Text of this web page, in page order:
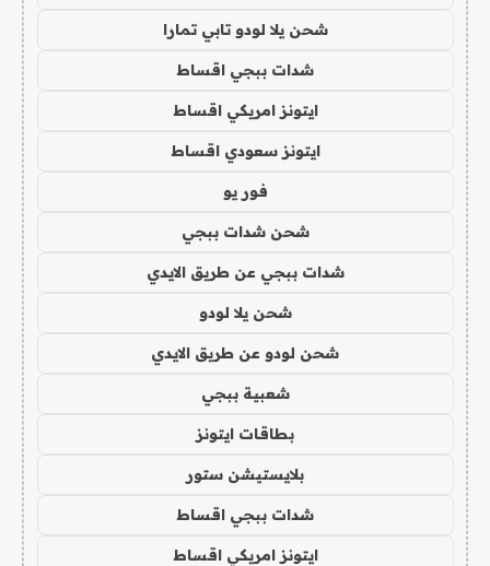
شحن يلا لودو تابي تمارا
شدات ببجي اقساط
ايتونز امريكي اقساط
ايتونز سعودي اقساط
فور يو
شحن شدات ببجي
شدات ببجي عن طريق الايدي
شحن يلا لودو
شحن لودو عن طريق الايدي
شعبية ببجي
بطاقات ايتونز
بلايستيشن ستور
شدات ببجي اقساط
ايتونز امريكي اقساط